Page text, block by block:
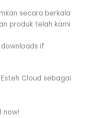
secara berkala
produk telah kami
if
Cloud sebagai
now!